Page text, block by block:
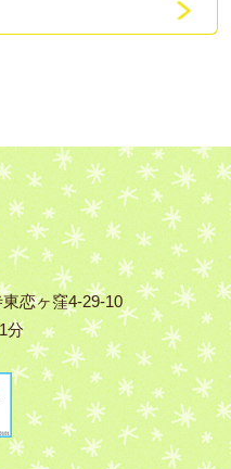
恋ヶ窪4-29-10
分